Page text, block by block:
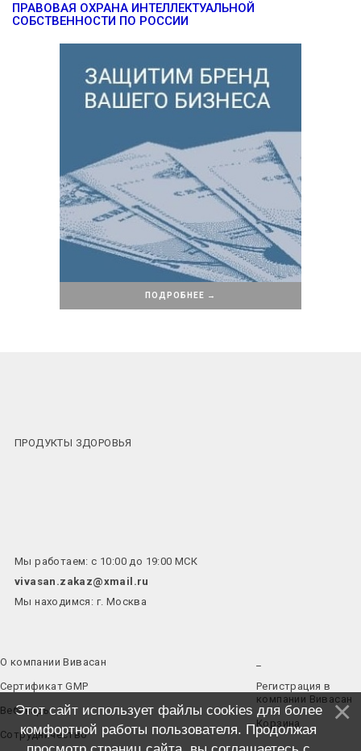
ПРАВОВАЯ ОХРАНА ИНТЕЛЛЕКТУАЛЬНОЙ
СОБСТВЕННОСТИ ПО РОССИИ
ПОДРОБНЕЕ →
ПРОДУКТЫ ЗДОРОВЬЯ
Мы работаем: с 10:00 до 19:00 МСК
vivasan.zakaz@xmail.ru
Мы находимся: г. Москва
О компании Вивасан
Сертификат GMP
Вебинары
Сотрудничество
Регистрация в
компании Вивасан
Корзина
Этот сайт использует файлы cookies для более
комфортной работы пользователя. Продолжая